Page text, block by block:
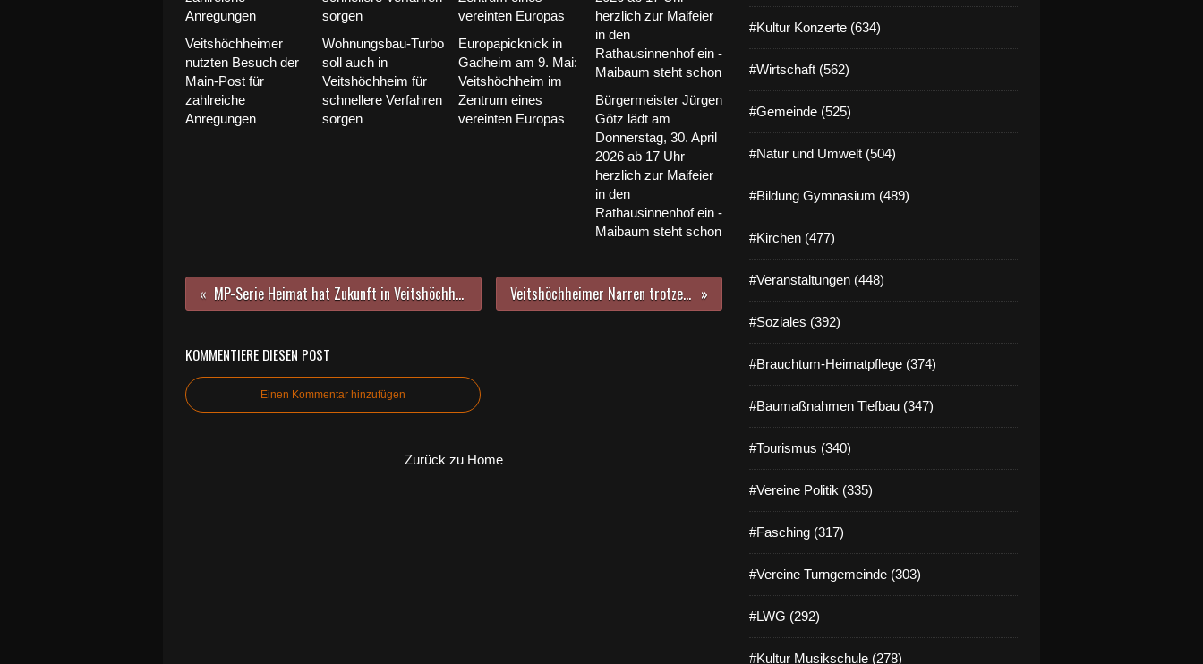
Veitshöchheimer
nutzten Besuch der
Main-Post für
zahlreiche
Anregungen
Wohnungsbau-Turbo
soll auch in
Veitshöchheim für
schnellere Verfahren
sorgen
Europapicknick in
Gadheim am 9. Mai:
Veitshöchheim im
Zentrum eines
vereinten Europas
Bürgermeister Jürgen
Götz lädt am
Donnerstag, 30. April
2026 ab 17 Uhr
herzlich zur Maifeier
in den
Rathausinnenhof ein -
Maibaum steht schon
MP-Serie Heimat hat Zukunft in Veitshöchheim - Sigrid Muselmann (88), turnt seit 60 Jahren Woche für Woche als TGV-Übungsleiterin in der Turnhalle Veitshöchheimer Narren trotzen Regen - Riesengaudi beim 49. Rosenmontagszug im 50. Jubiläumsjahr des VCC
KOMMENTIERE DIESEN POST
Einen Kommentar hinzufügen
Zurück zu Home
#Kultur Konzerte (634)
#Wirtschaft (562)
#Gemeinde (525)
#Natur und Umwelt (504)
#Bildung Gymnasium (489)
#Kirchen (477)
#Veranstaltungen (448)
#Soziales (392)
#Brauchtum-Heimatpflege (374)
#Baumaßnahmen Tiefbau (347)
#Tourismus (340)
#Vereine Politik (335)
#Fasching (317)
#Vereine Turngemeinde (303)
#LWG (292)
#Kultur Musikschule (278)